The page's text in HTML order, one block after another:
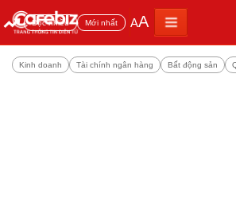
Đọc nhiều Mới nhất AA
Kinh doanh Tài chính ngân hàng Bất động sản